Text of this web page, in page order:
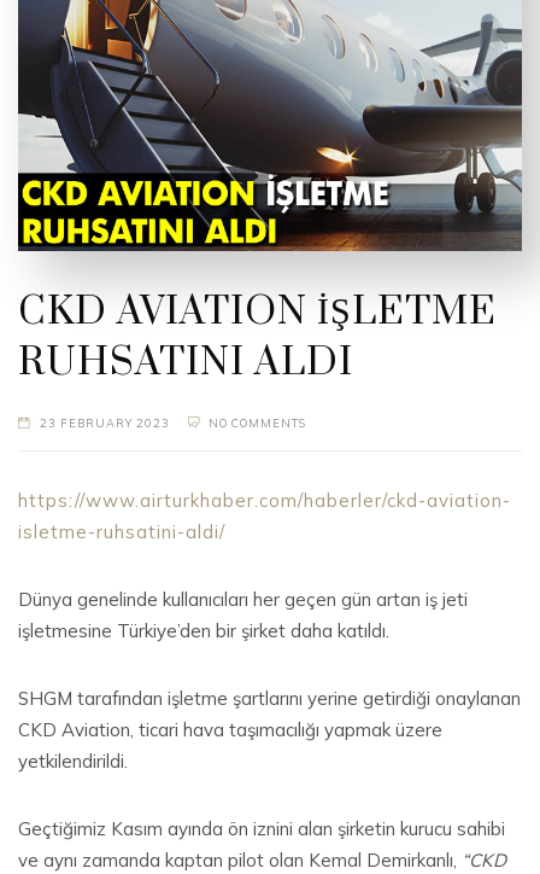
CKD AVIATION İŞLETME
RUHSATINI ALDI
23 FEBRUARY 2023 NO COMMENTS
https://www.airturkhaber.com/haberler/ckd-aviation-
isletme-ruhsatini-aldi/
Dünya genelinde kullanıcıları her geçen gün artan iş jeti
işletmesine Türkiye’den bir şirket daha katıldı.
SHGM tarafından işletme şartlarını yerine getirdiği onaylanan
CKD Aviation, ticari hava taşımacılığı yapmak üzere
yetkilendirildi.
Geçtiğimiz Kasım ayında ön iznini alan şirketin kurucu sahibi
ve aynı zamanda kaptan pilot olan Kemal Demirkanlı, “CKD